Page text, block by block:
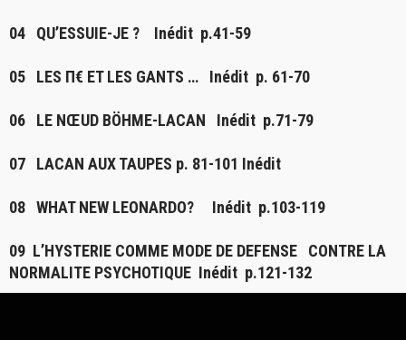
04 QU’ESSUIE-JE ? Inédit p.41-59
05 LES Π€ ET LES GANTS … Inédit p. 61-70
06 LE NŒUD BÖHME-LACAN Inédit p.71-79
07 LACAN AUX TAUPES p. 81-101 Inédit
08 WHAT NEW LEONARDO? Inédit p.103-119
09 L’HYSTERIE COMME MODE DE DEFENSE CONTRE LA
NORMALITE PSYCHOTIQUE Inédit p.121-132